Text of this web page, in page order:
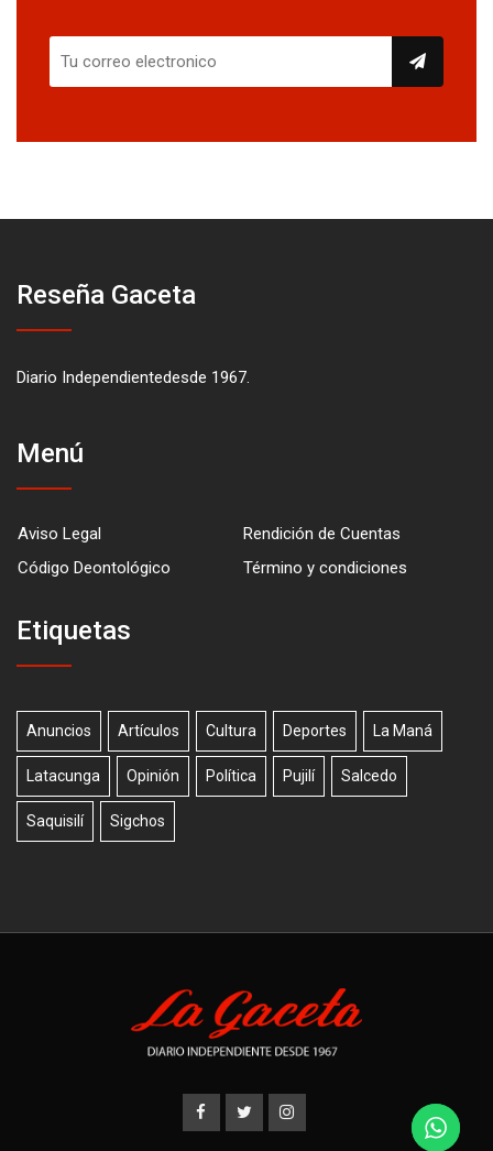
Reseña Gaceta
Diario Independientedesde 1967.
Menú
Aviso Legal
Rendición de Cuentas
Código Deontológico
Término y condiciones
Etiquetas
Anuncios Artículos Cultura Deportes La Maná
Latacunga Opinión Política Pujilí Salcedo
Saquisilí Sigchos